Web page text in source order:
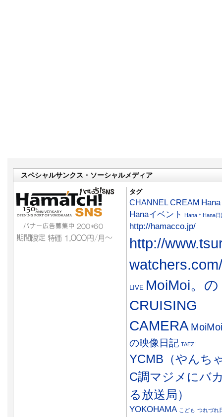
スペシャルサンクス・ソーシャルメディア
タグ
CHANNEL CREAM
Hanaイベント
Hana＊Hana日
http://hamacco.jp/
http://
watchers.com/
LIVE MoiMoi。の
CRUISING
CAMERA
の映像日記 TAEZ!
YCMB（やんち
C調マジメにバ
る放送局）
YOKOHAMA こども つれづれ